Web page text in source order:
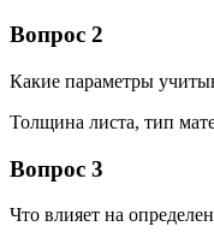
Вопрос 2
Какие параметры
Толщина листа, тип
Вопрос 3
Что влияет на